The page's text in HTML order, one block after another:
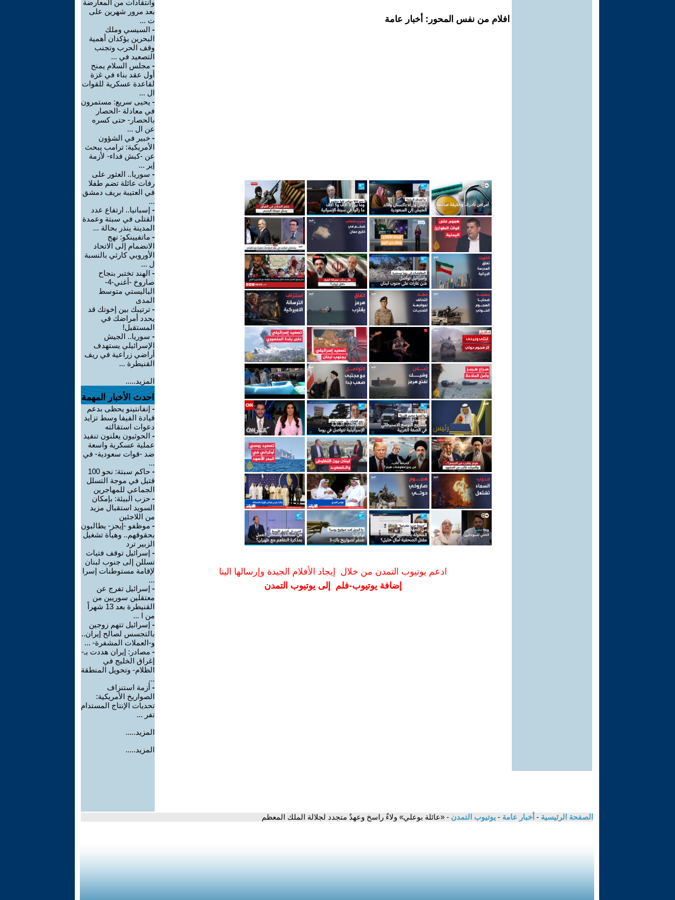
افلام من نفس المحور: أخبار عامة
ادعم يوتيوب التمدن من خلال إيجاد الأفلام الجيدة وإرسالها الينا
إضافة يوتيوب-فلم إلى يوتيوب التمدن
وانتقادات من المعارضة
بعد مرور شهرين على
ت ...
- السيسي وملك
البحرين يؤكدان أهمية
وقف الحرب وتجنب
التصعيد في ...
- مجلس السلام يمنح
أول عقد بناء في غزة
لقاعدة عسكرية للقوات
ال ...
- يحيى سريع: مستمرون
في معادلة -الحصار
بالحصار- حتى كسره
عن ال ...
- خبير في الشؤون
الأمريكية: ترامب يبحث
عن -كبش فداء- لأزمة
إير ...
- سوريا.. العثور على
رفات عائلة تضم طفلا
في العتيبة بريف دمشق
...
- إسبانيا.. ارتفاع عدد
القتلى في سبتة وعمدة
المدينة ينذر بحالة ...
- ماتفيينكو: نهج
الانضمام إلى الاتحاد
الأوروبي كارثي بالنسبة
ل ...
- الهند تختبر بنجاح
صاروخ -أغني-4-
الباليستي متوسط
المدى
- ترتيبك بين إخوتك قد
يحدد أمراضك في
المستقبل!
- سوريا.. الجيش
الإسرائيلي يستهدف
أراضي زراعية في ريف
القنيطرة ...
المزيد.....
احدث الأخبار المهمة
- إنفانتينو يحظى بدعم
قيادة الفيفا وسط تزايد
دعوات استقالته
- الحوثيون يعلنون تنفيذ
عملية عسكرية واسعة
ضد -قوات سعودية- في
...
-
حاكم سبتة: نحو 100
قتيل في موجة التسلل
الجماعي للمهاجرين
- حزب البيئة: بإمكان
السويد استقبال مزيد
من اللاجئين
- موظفو -إيجز- يطالبون
بحقوقهم.. وهيأة تشغيل
الزبير ترد
- إسرائيل توقف فتيات
تسللن إلى جنوب لبنان
لإقامة مستوطنات إسرا
...
- إسرائيل تفرج عن
معتقلين سوريين من
القنيطرة بعد 13 شهراً
من ا ...
- إسرائيل تتهم زوجين
بالتجسس لصالح إيران..
و-العملات المشفرة- ...
- مصادر: إيران هددت بـ-
إغراق الخليج في
الظلام- وتحويل المنطقة
...
- أزمة استنزاف
الصواريخ الأمريكية:
تحديات الإنتاج المستدام
تفر ...
المزيد.....
المزيد.....
الصفحة الرئيسية - أخبار عامة - يوتيوب التمدن - «عائلة بوعلي» ولاءٌ راسخ وعهدٌ متجدد لجلالة الملك المعظم